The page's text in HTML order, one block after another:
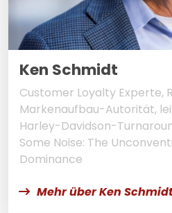
Ken Schmidt
Customer Loyalty Experte,
Markenaufbau-Autorität,
Harley-Davidson-
Some Noise: The
Dominance
Mehr über Ken